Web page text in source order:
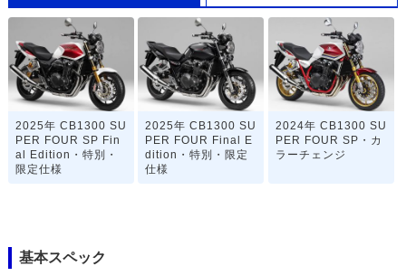
2025年 CB1300 SU
PER FOUR SP Fin
al Edition・特別・
限定仕様
2025年 CB1300 SU
PER FOUR Final E
dition・特別・限定
仕様
2024年 CB1300 SU
PER FOUR SP・カ
ラーチェンジ
基本スペック